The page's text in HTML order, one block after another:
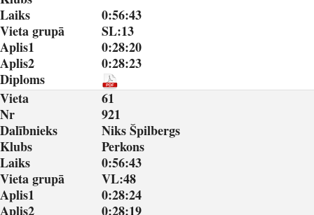
Laiks
0:56:43
Vieta grupā
SL:13
Aplis1
0:28:20
Aplis2
0:28:23
Diploms
Vieta
61
Nr
921
Dalībnieks
Niks Špilbergs
Klubs
Perkons
Laiks
0:56:43
Vieta grupā
VL:48
Aplis1
0:28:24
Aplis2
0:28:19